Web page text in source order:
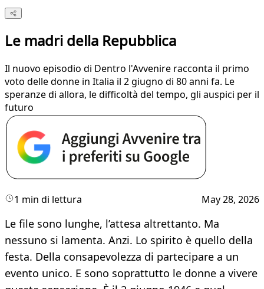
Le madri della Repubblica
Il nuovo episodio di Dentro l'Avvenire racconta il primo
voto delle donne in Italia il 2 giugno di 80 anni fa. Le
speranze di allora, le difficoltà del tempo, gli auspici per il
futuro
1 min di lettura May 28, 2026
Le file sono lunghe, l’attesa altrettanto. Ma
nessuno si lamenta. Anzi. Lo spirito è quello della
festa. Della consapevolezza di partecipare a un
evento unico. E sono soprattutto le donne a vivere